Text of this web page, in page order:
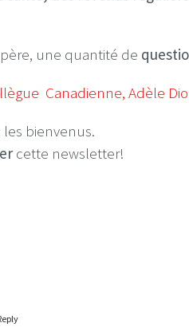
une quantité de
Canadienne, Adèle
bienvenus.
cette newsletter!